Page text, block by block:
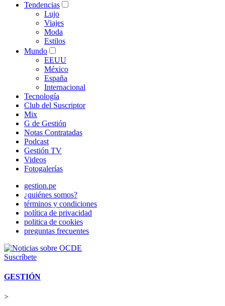
Tendencias
Lujo
Viajes
Moda
Estilos
Mundo
EEUU
México
España
Internacional
Tecnología
Club del Suscriptor
Mix
G de Gestión
Notas Contratadas
Podcast
Gestión TV
Videos
Fotogalerías
gestion.pe
¿quiénes somos?
términos y condiciones
política de privacidad
politica de cookies
preguntas frecuentes
Suscríbete
GESTIÓN
>